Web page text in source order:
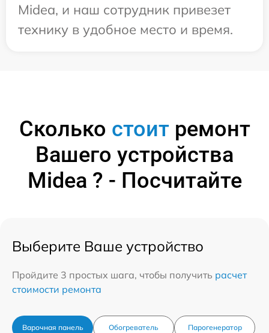
Midea, и наш сотрудник привезет
технику в удобное место и время.
Сколько стоитремонт
Вашего устройства
Midea ? - Посчитайте
Выберите Ваше устройство
Пройдите 3 простых шага, чтобы получить расчет
стоимости ремонта
Варочная панель Обогреватель Парогенератор